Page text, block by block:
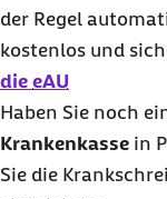
der Regel
kostenlos und
die eAU
Haben Sie noch
Krankenkasse in
Sie die